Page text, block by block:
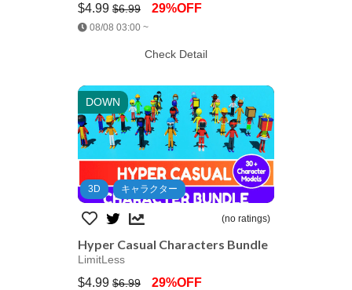
$4.99 $6.99 29%OFF
08/08 03:00 ~
Check Detail
DOWN
Jump AssetStore
3D キャラクター
(no ratings)
Hyper Casual Characters Bundle
LimitLess
$4.99 $6.99 29%OFF